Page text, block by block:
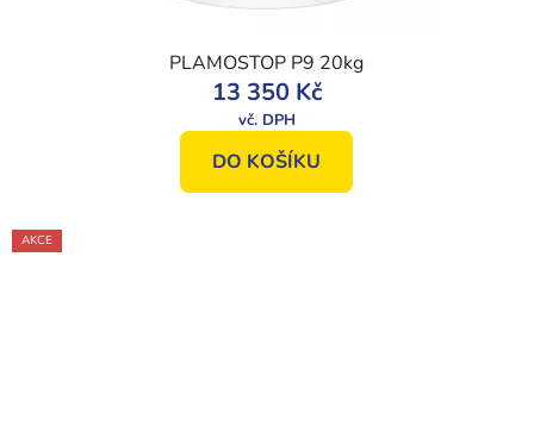
PLAMOSTOP P9 20kg
13 350 Kč
DO KOŠÍKU
AKCE